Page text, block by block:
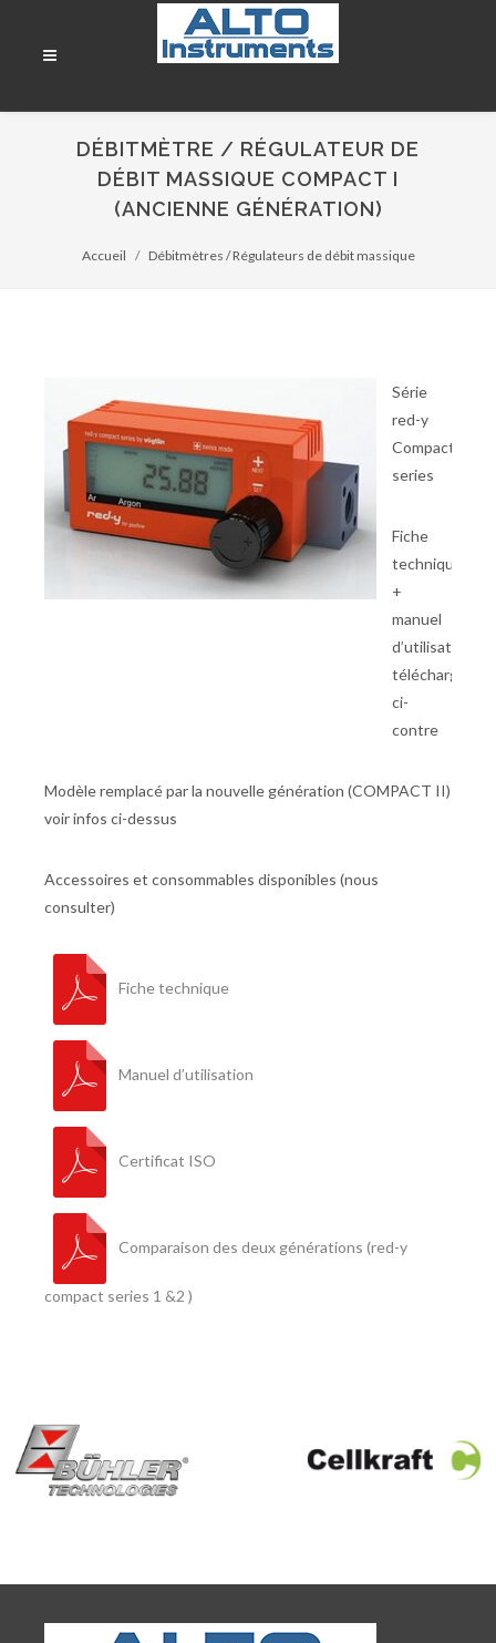
DÉBITMÈTRE / RÉGULATEUR DE
DÉBIT MASSIQUE COMPACT I
(ANCIENNE GÉNÉRATION)
Accueil Débitmètres / Régulateurs de débit massique
Série
red-y
Compact
series
Fiche
technique
+
manuel
d’utilisation
ci-
contre
Modèle remplacé par la nouvelle génération (COMPACT II)
voir infos ci-dessus
Accessoires et consommables disponibles (nous
consulter)
Fiche technique
Manuel d’utilisation
Certificat ISO
Comparaison des deux générations (red-y
compact series 1 &2 )